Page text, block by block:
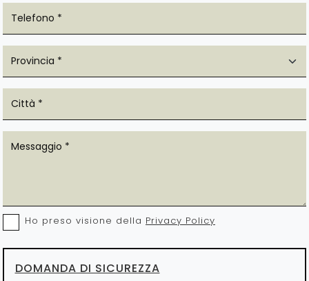
Ho preso visione della Privacy Policy
DOMANDA DI SICUREZZA